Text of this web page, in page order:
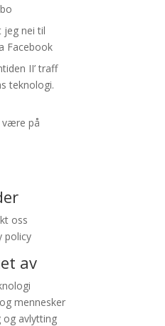
jeg nei til
Facebook
II’ traff
teknologi.
være på
oss
policy
av
mennesker
og avlytting